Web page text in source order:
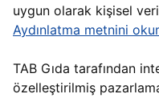
uygun olarak kişisel
Aydınlatma metnini
TAB Gıda tarafından
özelleştirilmiş
WEB SİTESİ AYDINLATMA METNİ
TM & © 2026 Burger King
Corporation, Burger King